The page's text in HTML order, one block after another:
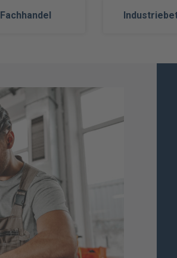
Fachhandel